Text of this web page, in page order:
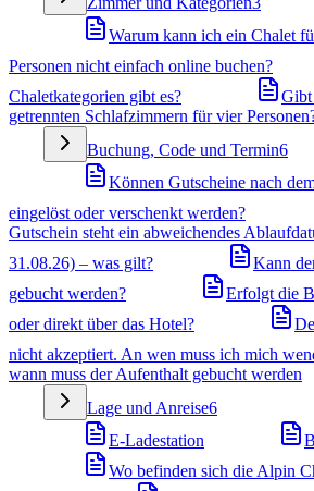
Warum kann ich ein Chalet
Personen nicht einfach online buchen?
Chaletkategorien gibt es?
Gibt
getrennten Schlafzimmern für vier
Buchung, Code und Termin6
Können Gutscheine nach
eingelöst oder verschenkt werden?
Gutschein steht ein abweichendes
31.08.26) – was gilt?
Kann
gebucht werden?
Erfolgt die
oder direkt über das Hotel?
nicht akzeptiert. An wen muss ich mich
wann muss der Aufenthalt gebucht werden
Lage und Anreise6
E-Ladestation
Wo befinden sich die Alpin